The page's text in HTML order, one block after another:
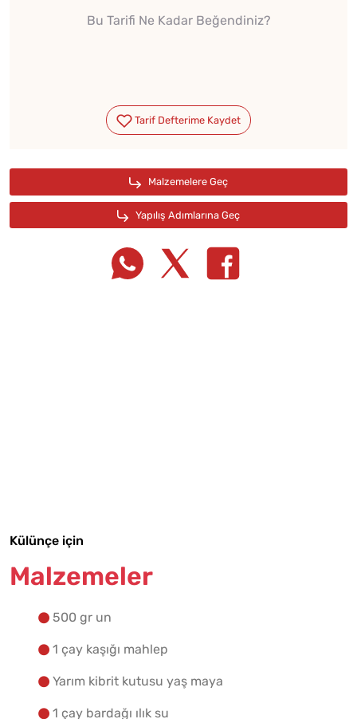
Bu Tarifi Ne Kadar Beğendiniz?
Külünçe için
Malzemeler
500 gr un
1 çay kaşığı mahlep
Yarım kibrit kutusu yaş maya
1 çay bardağı ılık su